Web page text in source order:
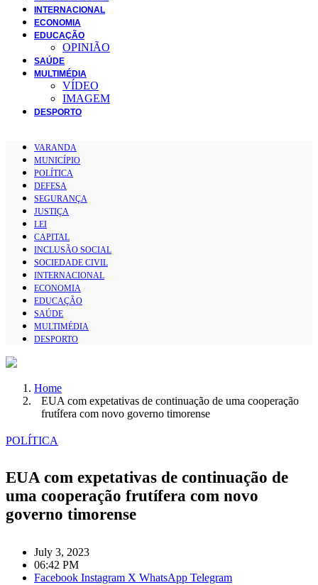
INTERNACIONAL
ECONOMIA
EDUCAÇÃO
OPINIÃO
SAÚDE
MULTIMÉDIA
VÍDEO
IMAGEM
DESPORTO
VARANDA
MUNICÍPIO
POLÍTICA
DEFESA
SEGURANÇA
JUSTIÇA
LEI
CAPITAL
INCLUSÃO SOCIAL
SOCIEDADE CIVIL
INTERNACIONAL
ECONOMIA
EDUCAÇÃO
SAÚDE
MULTIMÉDIA
DESPORTO
Home
EUA com expetativas de continuação de uma cooperação
frutífera com novo governo timorense
POLÍTICA
EUA com expetativas de continuação de
uma cooperação frutífera com novo
governo timorense
July 3, 2023
06:42 PM
Facebook Instagram X WhatsApp Telegram